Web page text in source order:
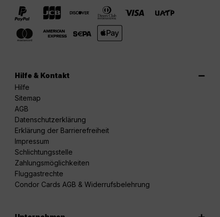
Hilfe & Kontakt
Hilfe
Sitemap
AGB
Datenschutzerklärung
Erklärung der Barrierefreiheit
Impressum
Schlichtungsstelle
Zahlungsmöglichkeiten
Fluggastrechte
Condor Cards AGB & Widerrufsbelehrung